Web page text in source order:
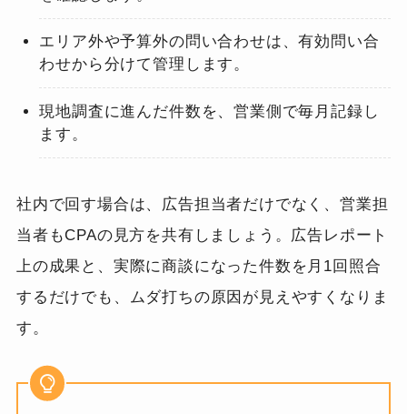
エリア外や予算外の問い合わせは、有効問い合
わせから分けて管理します。
現地調査に進んだ件数を、営業側で毎月記録し
ます。
社内で回す場合は、広告担当者だけでなく、営業担
当者もCPAの見方を共有しましょう。広告レポート
上の成果と、実際に商談になった件数を月1回照合
するだけでも、ムダ打ちの原因が見えやすくなりま
す。